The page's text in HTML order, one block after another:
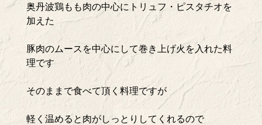
奥丹波鶏もも肉の中心にトリュフ・ピスタチオを
加えた
豚肉のムースを中心にして巻き上げ火を入れた料
理です
そのままで食べて頂く料理ですが
軽く温めると肉がしっとりしてくれるので